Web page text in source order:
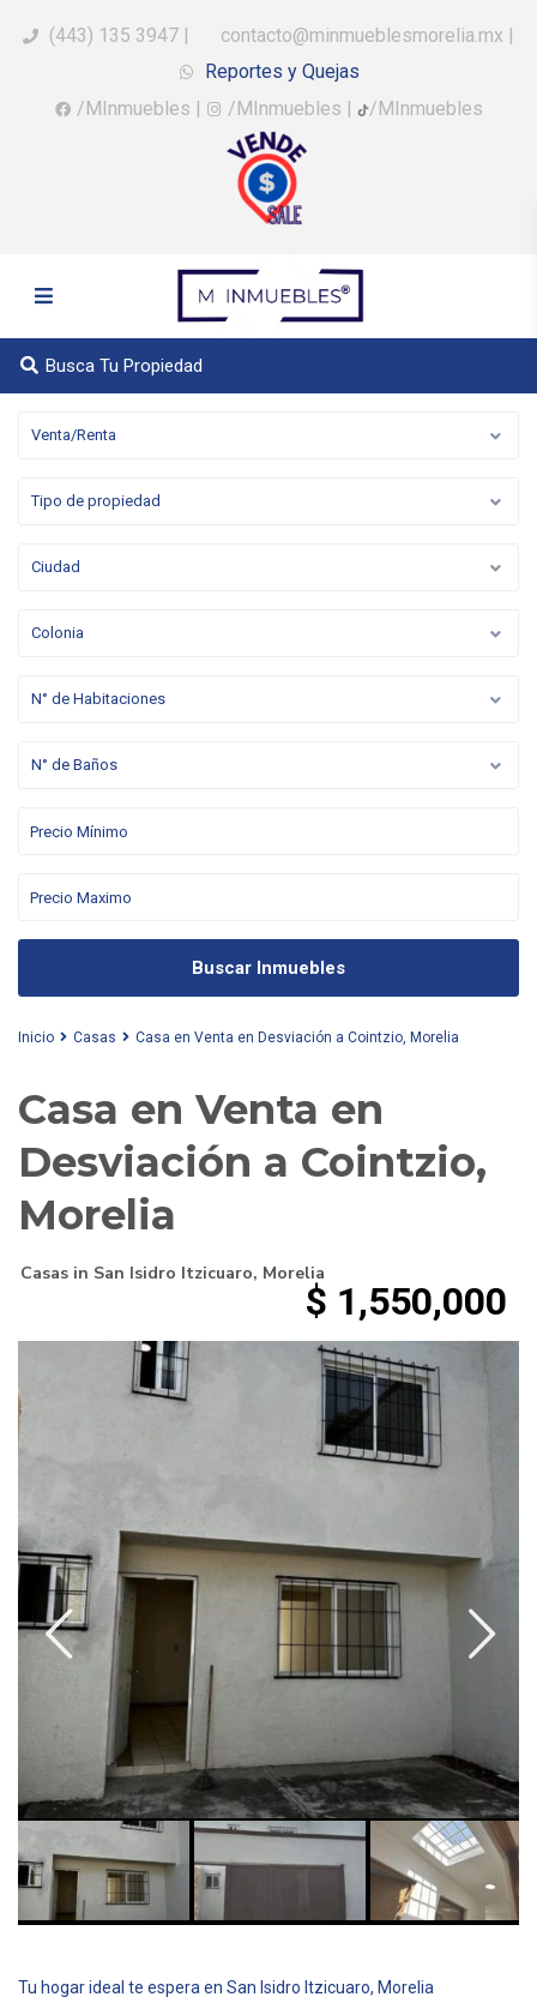
(443) 135 3947 | contacto@minmueblesmorelia.mx |
Reportes y Quejas
/MInmuebles | /MInmuebles | /MInmuebles
Busca Tu Propiedad
Venta/Renta
Tipo de propiedad
Ciudad
Colonia
N° de Habitaciones
N° de Baños
Buscar Inmuebles
Inicio Casas Casa en Venta en Desviación a Cointzio, Morelia
Casa en Venta en
Desviación a Cointzio,
Morelia
Casas in San Isidro Itzicuaro, Morelia
$ 1,550,000
Tu hogar ideal te espera en San Isidro Itzicuaro, Morelia